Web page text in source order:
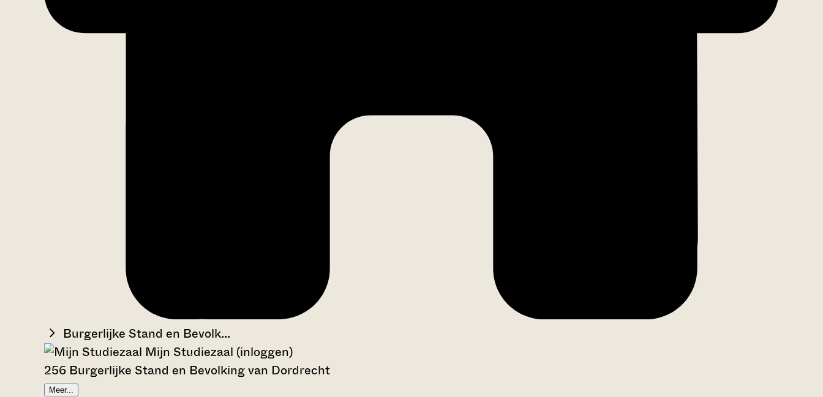
Burgerlijke Stand en Bevolk...
Mijn Studiezaal (inloggen)
256 Burgerlijke Stand en Bevolking van Dordrecht
Meer...